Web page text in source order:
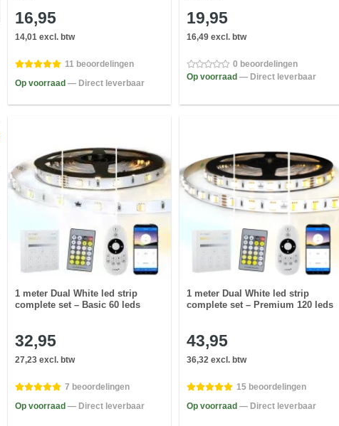
16,95
14,01 excl. btw
11 beoordelingen
Op voorraad — Direct leverbaar
19,95
16,49 excl. btw
0 beoordelingen
Op voorraad — Direct leverbaar
1 meter Dual White led strip
complete set – Basic 60 leds
32,95
27,23 excl. btw
7 beoordelingen
Op voorraad — Direct leverbaar
1 meter Dual White led strip
complete set – Premium 120 leds
43,95
36,32 excl. btw
15 beoordelingen
Op voorraad — Direct leverbaar